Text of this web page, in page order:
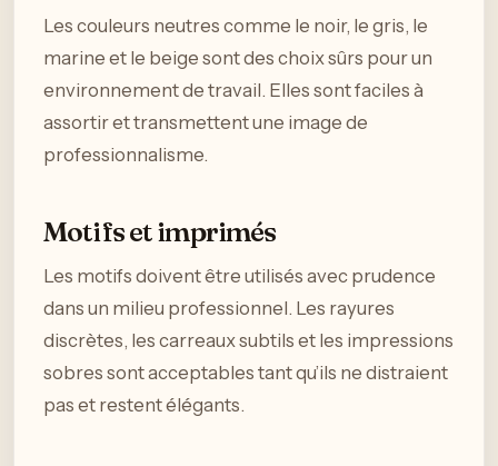
Les couleurs neutres comme le noir, le gris, le
marine et le beige sont des choix sûrs pour un
environnement de travail. Elles sont faciles à
assortir et transmettent une image de
professionnalisme.
Motifs et imprimés
Les motifs doivent être utilisés avec prudence
dans un milieu professionnel. Les rayures
discrètes, les carreaux subtils et les impressions
sobres sont acceptables tant qu’ils ne distraient
pas et restent élégants.